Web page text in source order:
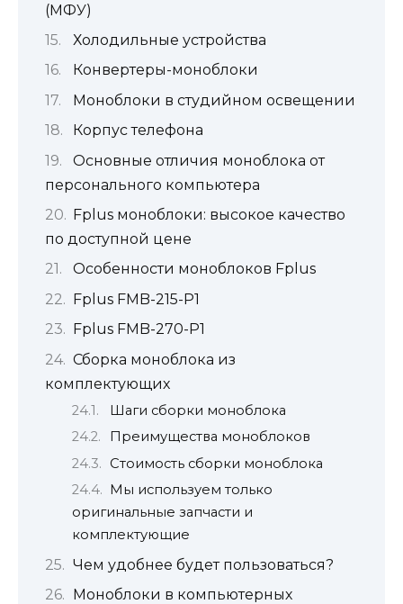
(МФУ)
Холодильные устройства
Конвертеры-моноблоки
Моноблоки в студийном освещении
Корпус телефона
Основные отличия моноблока от
персонального компьютера
Fplus моноблоки: высокое качество
по доступной цене
Особенности моноблоков Fplus
Fplus FMB-215-P1
Fplus FMB-270-P1
Сборка моноблока из
комплектующих
Шаги сборки моноблока
Преимущества моноблоков
Стоимость сборки моноблока
Мы используем только
оригинальные запчасти и
комплектующие
Чем удобнее будет пользоваться?
Моноблоки в компьютерных